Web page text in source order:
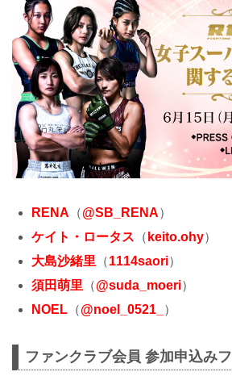
RENA （@SB_RENA）
ケイト・ロータス （ keito.ohy）
大島沙緒里 （1114saori）
須田萌里 （@suda_moeri）
NOEL （@noel_0521_ ）
ファンクラブ会員 参加申込み